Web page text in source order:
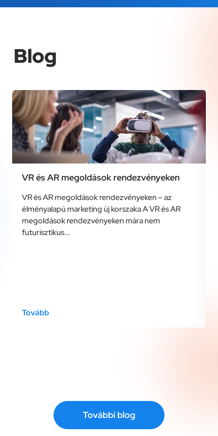
Blog
VR és AR megoldások rendezvényeken
VR és AR megoldások rendezvényeken – az
élményalapú marketing új korszaka A VR és AR
megoldások rendezvényeken mára nem
futurisztikus...
Tovább
További blog